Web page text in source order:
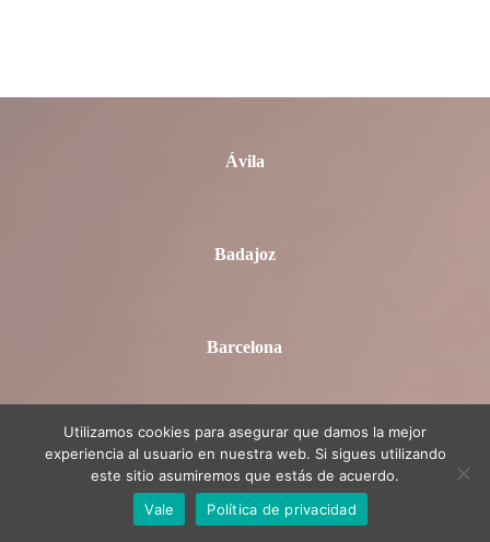
Ávila
Badajoz
Barcelona
Burgos
Utilizamos cookies para asegurar que damos la mejor
experiencia al usuario en nuestra web. Si sigues utilizando
este sitio asumiremos que estás de acuerdo.
Vale
Política de privacidad